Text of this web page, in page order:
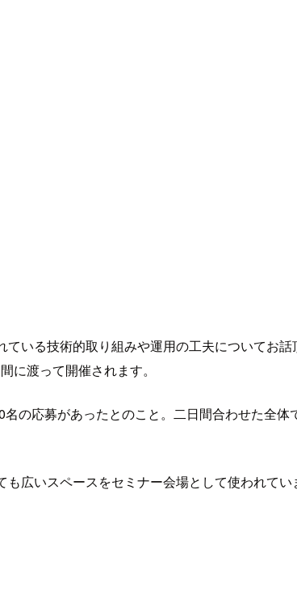
ている技術的取り組みや運用の工夫についてお
に渡って開催されます。
の応募があったとのこと。二日間合わせた全体
広いスペースをセミナー会場として使われて